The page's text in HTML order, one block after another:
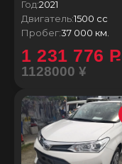
Год:2021
Двигатель:1500 сс
Пробег:37 000 км.
1 231 776 P
1128000 ¥